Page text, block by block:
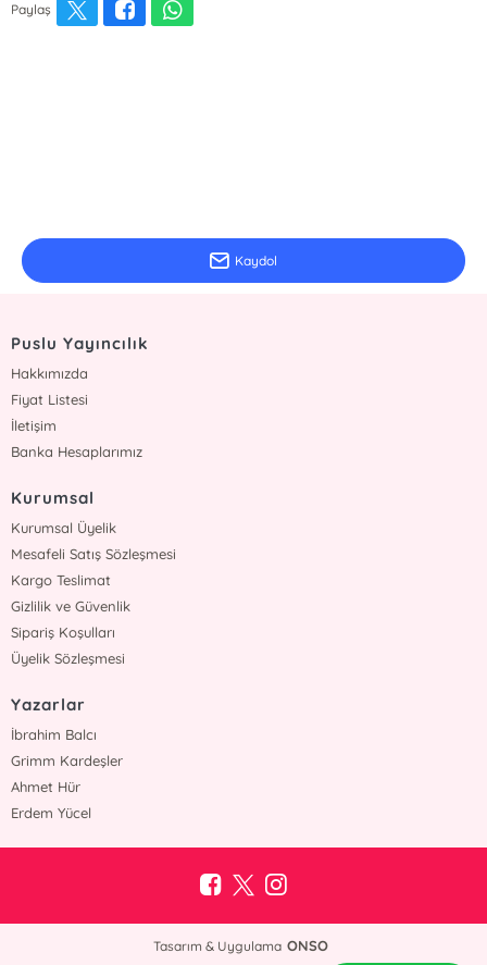
Paylaş
Kaydol
Puslu Yayıncılık
Hakkımızda
Fiyat Listesi
İletişim
Banka Hesaplarımız
Kurumsal
Kurumsal Üyelik
Mesafeli Satış Sözleşmesi
Kargo Teslimat
Gizlilik ve Güvenlik
Sipariş Koşulları
Üyelik Sözleşmesi
Yazarlar
İbrahim Balcı
Grimm Kardeşler
Ahmet Hür
Erdem Yücel
Tasarım & Uygulama ONSO